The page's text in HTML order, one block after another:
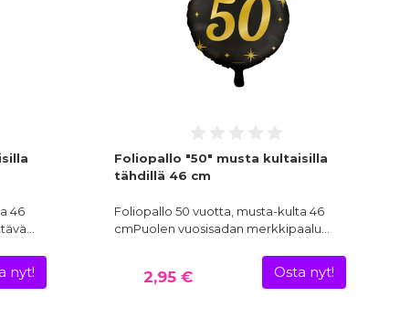
46
nyt!
Foliopallo "50" musta kultaisilla
tähdillä 46 cm
Foliopallo 50 vuotta, musta-kulta 46
cmPuolen vuosisadan merkkipaalu…
2,95 € Osta nyt!